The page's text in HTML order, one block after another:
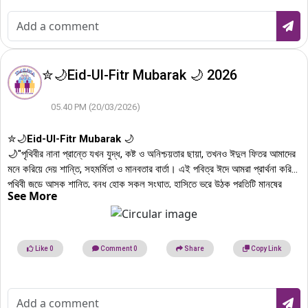
✮🌙Eid-Ul-Fitr Mubarak 🌙 2026
05.40 PM (20/03/2026)
✮🌙 Eid-Ul-Fitr Mubarak 🌙
🌙"পৃথিবীর নানা প্রান্তে যখন যুদ্ধ, কষ্ট ও অনিশ্চয়তার ছায়া, তখনও ঈদুল ফিতর আমাদের
মনে করিয়ে দেয় শান্তি, সহমর্মিতা ও মানবতার বার্তা। এই পবিত্র ঈদে আমরা প্রার্থনা করি-
পৃথিবী জুড়ে আসুক শান্তি, বন্ধ হোক সকল সংঘাত, হাসিতে ভরে উঠুক প্রতিটি মানুষের
জীবন।
পরিবারের পক্ষ থেকে সবাইকে জানাই আন্তরিক...
See More
Like0 Comment0 Share Copy Link